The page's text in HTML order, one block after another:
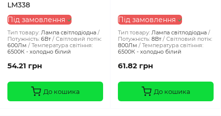
LM338
Під замовлення
Тип товару: Лампа світлодіодна
Потужність: 6Вт
Світловий потік:
600Лм
Температура світіння:
6500К - холодно білий
54.21 грн
До кошика
Під замовлення
Тип товару: Лампа світлодіодна
Потужність: 8Вт
Світловий потік:
800Лм
Температура світіння:
6500К - холодно білий
61.82 грн
До кошика